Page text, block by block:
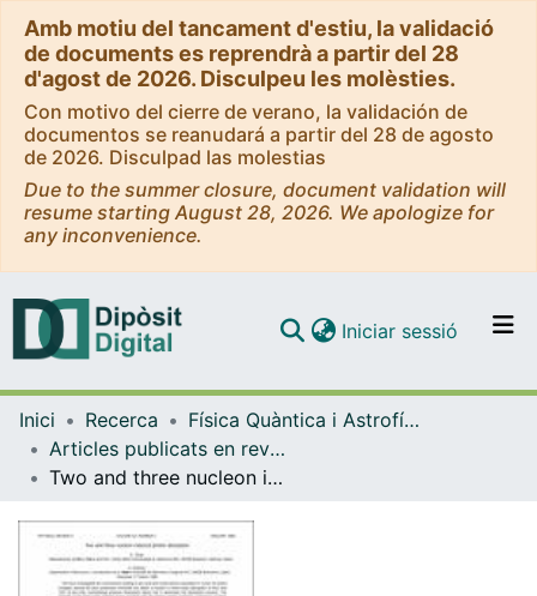
Amb motiu del tancament d'estiu, la validació
de documents es reprendrà a partir del 28
d'agost de 2026. Disculpeu les molèsties.
Con motivo del cierre de verano, la validación de
documentos se reanudará a partir del 28 de agosto
de 2026. Disculpad las molestias
Due to the summer closure, document validation will
resume starting August 28, 2026. We apologize for
any inconvenience.
Navega per tot el DD
Com publicar
Contacte
Iniciar sessió (current)
Inici Recerca
Física Quàntica i Astrofísica
Articles publicats en revistes (Física Quàntica i Astrofísica)
Two and three nucleon induced photon absorption